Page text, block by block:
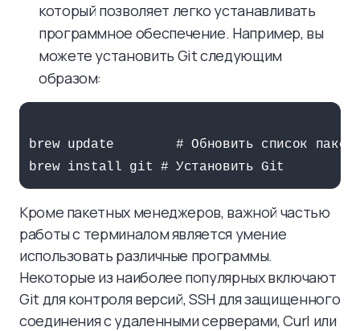
который позволяет легко устанавливать
программное обеспечение. Например, вы
можете установить Git следующим
образом:
brew update        # Обновить список
Кроме пакетных менеджеров, важной частью
работы с терминалом является умение
использовать различные программы.
Некоторые из наиболее популярных включают
Git для контроля версий, SSH для защищенного
соединения с удаленными серверами, Curl или